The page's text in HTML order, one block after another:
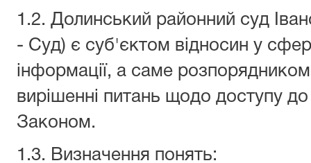
1.2. Долинський районний суд
- Суд) є суб'єктом відносин у
інформації, а саме
вирішенні питань щодо доступу до
Законом.
1.3. Визначення понять: